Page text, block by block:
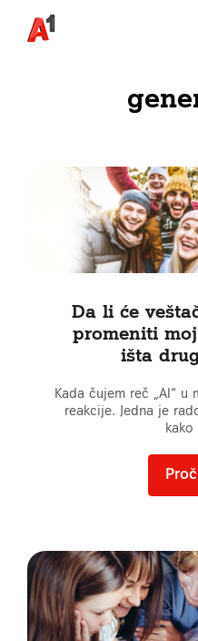
Da li će
promeniti
išta
Kada čujem reč „AI“ u
reakcije. Jedna je